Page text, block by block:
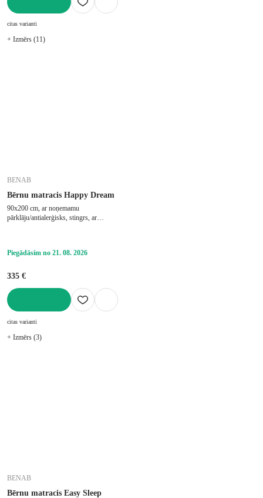
citas varianti
+ Izmērs (11)
BENAB
Bērnu matracis Happy Dream
90x200 cm, ar noņemamu
pārklāju/antialerģisks, stingrs, ar
Piegādāsim no 21. 08. 2026
335 €
citas varianti
+ Izmērs (3)
BENAB
Bērnu matracis Easy Sleep